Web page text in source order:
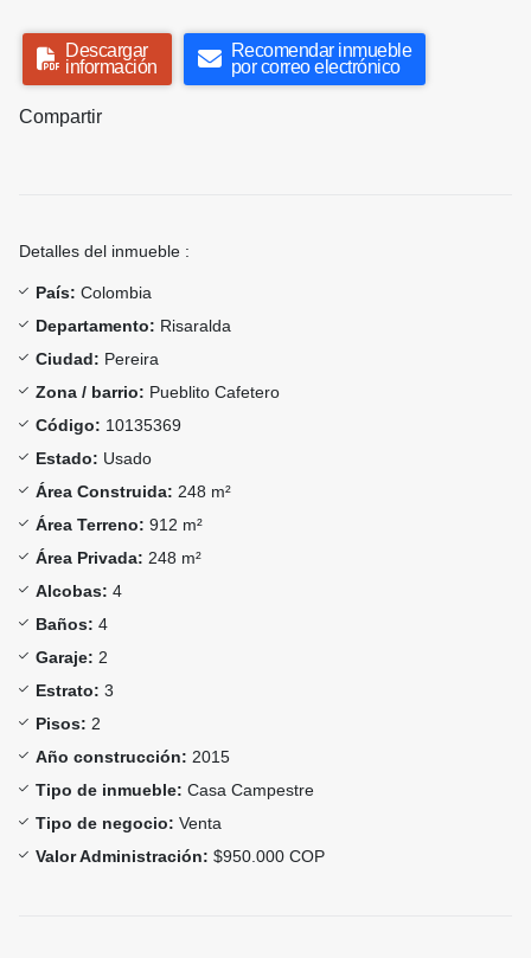
Descargar
información
Recomendar inmueble
por correo electrónico
Compartir
Detalles del inmueble :
País: Colombia
Departamento: Risaralda
Ciudad: Pereira
Zona / barrio: Pueblito Cafetero
Código: 10135369
Estado: Usado
Área Construida: 248 m²
Área Terreno: 912 m²
Área Privada: 248 m²
Alcobas: 4
Baños: 4
Garaje: 2
Estrato: 3
Pisos: 2
Año construcción: 2015
Tipo de inmueble: Casa Campestre
Tipo de negocio: Venta
Valor Administración: $950.000 COP